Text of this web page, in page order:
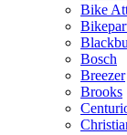
Bike
Bosch
Breezer
Brooks